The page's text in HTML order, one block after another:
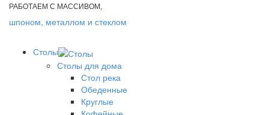
РАБОТАЕМ С МАССИВОМ,
шпоном, металлом и стеклом
Столы
Столы для дома
Стол река
Обеденные
Круглые